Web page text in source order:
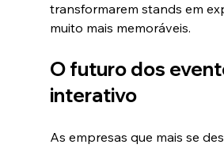
transformarem stands em
muito mais memoráveis.
O futuro dos
interativo
As empresas que mais se